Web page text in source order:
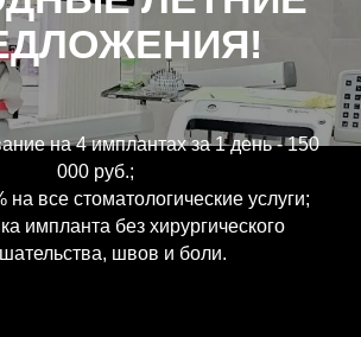
на 4 имплантах за 1 день - 150
000 руб.;
на все стоматологические услуги;
импланта без хирургического
швов и боли.